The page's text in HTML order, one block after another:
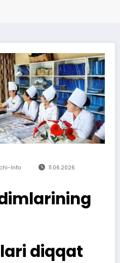
Info 11.06.2026
diqqat